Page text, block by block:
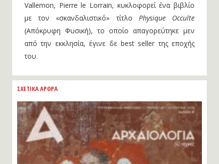
Vallemon, Pierre le Lorrain, κυκλοφορεί ένα βιβλίο
με τον «σκανδαλιστικό» τίτλο Physique Occulte
(Απόκρυφη Φυσική), το οποίο απαγορεύτηκε μεν
από την εκκλησία, έγινε δε best seller της εποχής
του.
ΣΧΕΤΙΚΑ ΑΡΘΡΑ